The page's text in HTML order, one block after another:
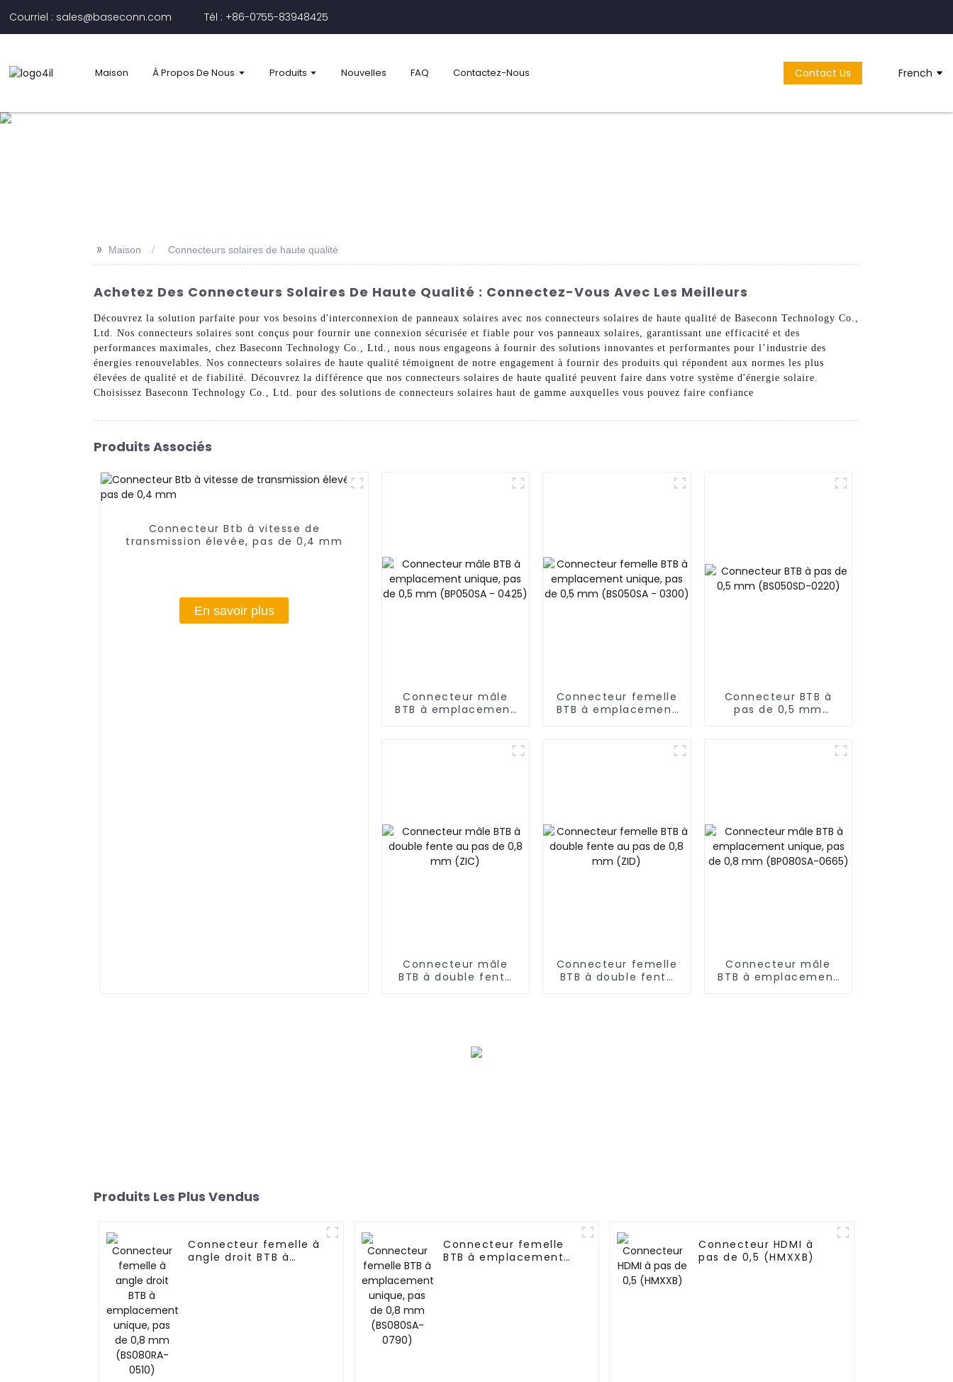
Courriel : sales@baseconn.com Tél : +86-0755-83948425
Maison À Propos De Nous Produits Nouvelles FAQ Contactez-Nous Contact Us French
>> Maison Connecteurs solaires de haute qualité
Achetez Des Connecteurs Solaires De Haute Qualité : Connectez-Vous Avec Les Meilleurs
Découvrez la solution parfaite pour vos besoins d'interconnexion de panneaux solaires avec nos connecteurs solaires de haute qualité de Baseconn Technology Co.,
Ltd. Nos connecteurs solaires sont conçus pour fournir une connexion sécurisée et fiable pour vos panneaux solaires, garantissant une efficacité et des
performances maximales, chez Baseconn Technology Co., Ltd., nous nous engageons à fournir des solutions innovantes et performantes pour l’industrie des
énergies renouvelables. Nos connecteurs solaires de haute qualité témoignent de notre engagement à fournir des produits qui répondent aux normes les plus
élevées de qualité et de fiabilité. Découvrez la différence que nos connecteurs solaires de haute qualité peuvent faire dans votre système d'énergie solaire.
Choisissez Baseconn Technology Co., Ltd. pour des solutions de connecteurs solaires haut de gamme auxquelles vous pouvez faire confiance
Produits Associés
Connecteur Btb à vitesse de
transmission élevée, pas de 0,4 mm
En savoir plus
Connecteur mâle
BTB à emplacement
Connecteur femelle
BTB à emplacement
Connecteur BTB à
pas de 0,5 mm
Connecteur mâle
BTB à double fente
Connecteur femelle
BTB à double fente
Connecteur mâle
BTB à emplacement
Produits Les Plus Vendus
Connecteur femelle à
angle droit BTB à
Connecteur femelle
BTB à emplacement
Connecteur HDMI à
pas de 0,5 (HMXXB)